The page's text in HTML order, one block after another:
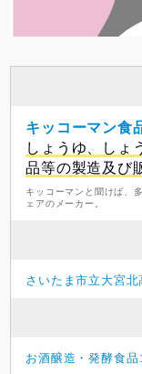
キッコーマン食
しょうゆ、しょ
品等の製造及び
キッコーマンと聞けば、
ェアのメーカー。
さいたま市立大宮北
お酒醸造・発酵食